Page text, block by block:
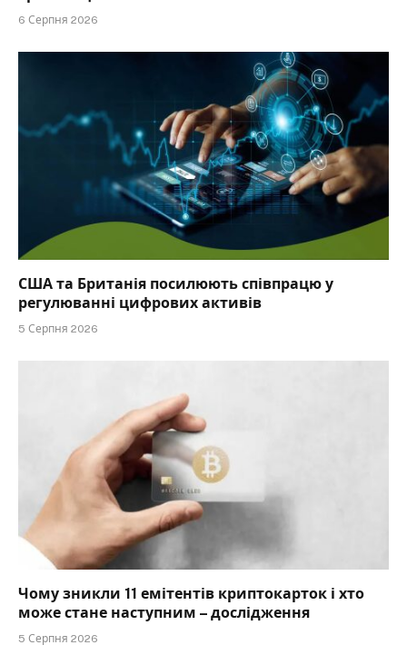
6 Серпня 2026
США та Британія посилюють співпрацю у
регулюванні цифрових активів
5 Серпня 2026
Чому зникли 11 емітентів криптокарток і хто
може стане наступним – дослідження
5 Серпня 2026